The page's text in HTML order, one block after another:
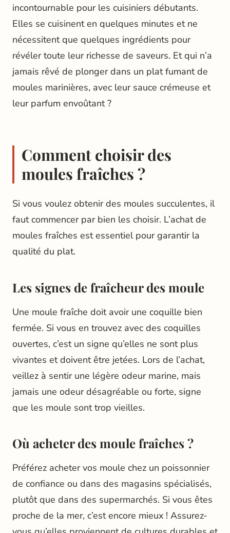
incontournable pour les cuisiniers débutants.
Elles se cuisinent en quelques minutes et ne
nécessitent que quelques ingrédients pour
révéler toute leur richesse de saveurs. Et qui n’a
jamais rêvé de plonger dans un plat fumant de
moules marinières, avec leur sauce crémeuse et
leur parfum envoûtant ?
Comment choisir des
moules fraîches ?
Si vous voulez obtenir des moules succulentes, il
faut commencer par bien les choisir. L’achat de
moules fraîches est essentiel pour garantir la
qualité du plat.
Les signes de fraîcheur des moule
Une moule fraîche doit avoir une coquille bien
fermée. Si vous en trouvez avec des coquilles
ouvertes, c’est un signe qu’elles ne sont plus
vivantes et doivent être jetées. Lors de l’achat,
veillez à sentir une légère odeur marine, mais
jamais une odeur désagréable ou forte, signe
que les moule sont trop vieilles.
Où acheter des moule fraîches ?
Préférez acheter vos moule chez un poissonnier
de confiance ou dans des magasins spécialisés,
plutôt que dans des supermarchés. Si vous êtes
proche de la mer, c’est encore mieux ! Assurez-